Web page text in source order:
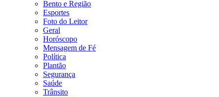
Bento e Região
Esportes
Foto do Leitor
Geral
Horóscopo
Mensagem de Fé
Política
Plantão
Segurança
Saúde
Trânsito